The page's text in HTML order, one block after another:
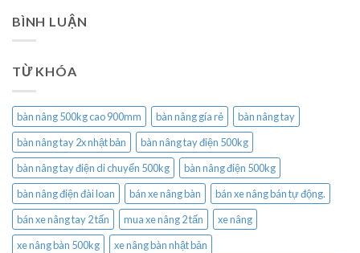
BÌNH LUẬN
TỪ KHÓA
bàn nâng 500kg cao 900mm bàn nâng gía rẻ
bàn nâng tay
bàn nâng tay 2x nhật bản
bàn nâng tay điện 500kg
bàn nâng tay điện di chuyển 500kg
bàn nâng điện 500kg
bàn nâng điện đài loan
bán xe nâng bàn
bán xe nâng bán tự động.
bán xe nâng tay 2 tấn
mua xe nâng 2 tấn
xe nâng
xe nâng bàn 500kg
xe nâng bàn nhật bản